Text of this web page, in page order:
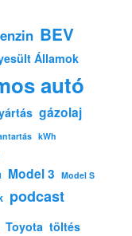
BEV
Államok
autó
gázolaj
kWh
Model 3 Model S
podcast
Toyota töltés